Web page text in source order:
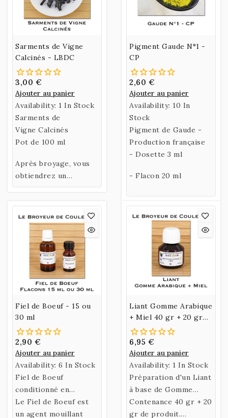
Sarments de Vigne
Calcinés - LBDC
3,00 €
Ajouter au panier
Availability: 1 In Stock
Sarments de
Vigne Calcinés
Pot de 100 ml
Après broyage, vous
obtiendrez un
pigment noir
Pigment Gaude N°1 -
CP
2,60 €
Ajouter au panier
Availability: 10 In
Stock
Pigment de Gaude -
Production française
- Dosette 3 ml
- Flacon 20 ml
Fiel de Boeuf - 15 ou
30 ml
2,90 €
Ajouter au panier
Availability: 6 In Stock
Fiel de Boeuf
conditionné en
Flacons de 15 ml ou 30
ml.
Le Fiel de Boeuf est
un agent mouillant
Liant Gomme Arabique
+ Miel 40 gr + 20 gr
PROMO
6,95 €
Ajouter au panier
Availability: 1 In Stock
Préparation d'un Liant
à base de Gomme
Arabique et d'Eau de
Miel, conditionnée en
Contenance 40 gr + 20
gr de produit.